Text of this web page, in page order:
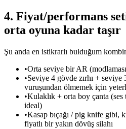
4. Fiyat/performans
orta oyuna kadar taşır
Şu anda en istikrarlı bulduğum
•Orta seviye bir AR
•Seviye 4 gövde zırhı +
vuruşundan ölmemek için
•Kulaklık + orta boy çanta
ideal)
•Kasap bıçağı / pig knife gibi,
fiyatlı bir yakın dövüş silahı